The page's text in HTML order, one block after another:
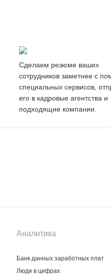
Cделаем резюме ваших
сотрудников заметнее с
специальных сервисов,
его в кадровые агентства и
подходящие компании.
Аналитика
Банк данных заработных плат
Люди в цифрах